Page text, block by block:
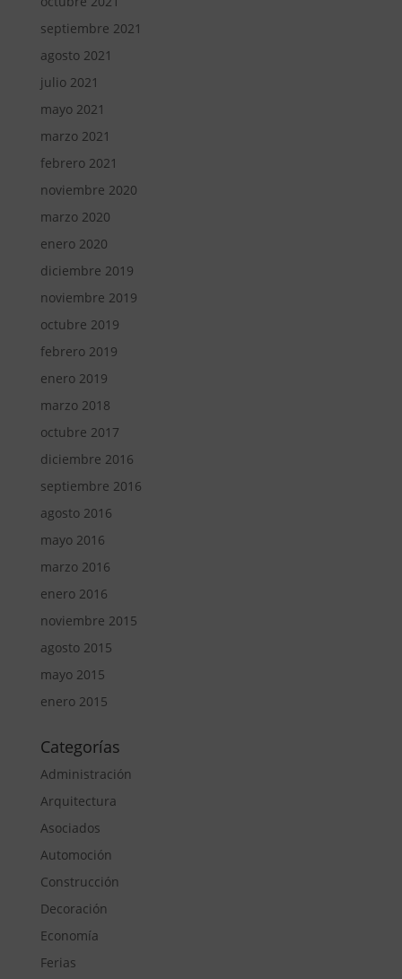
septiembre 2021
agosto 2021
julio 2021
mayo 2021
marzo 2021
febrero 2021
noviembre 2020
marzo 2020
enero 2020
diciembre 2019
noviembre 2019
octubre 2019
febrero 2019
enero 2019
marzo 2018
octubre 2017
diciembre 2016
septiembre 2016
agosto 2016
mayo 2016
marzo 2016
enero 2016
noviembre 2015
agosto 2015
mayo 2015
enero 2015
Categorías
Administración
Arquitectura
Asociados
Automoción
Construcción
Decoración
Economía
Ferias